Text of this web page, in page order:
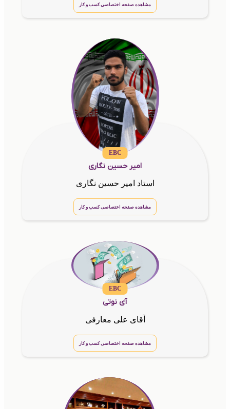
مشاهده صفحه اختصاصی کسب و کار
EBC
امیر حسین نگاری
استاد امیر حسین نگاری
مشاهده صفحه اختصاصی کسب و کار
EBC
آی نوتی
آقای علی معارفی
مشاهده صفحه اختصاصی کسب و کار